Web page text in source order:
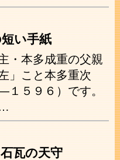
い手紙
・本多成重の父親
」こと本多重次
１５９６）です。
瓦の天守